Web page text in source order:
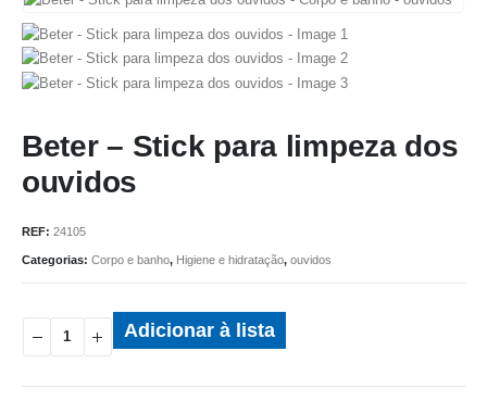
Beter – Stick para limpeza dos
ouvidos
REF: 24105
Categorias: Corpo e banho, Higiene e hidratação, ouvidos
Adicionar à lista